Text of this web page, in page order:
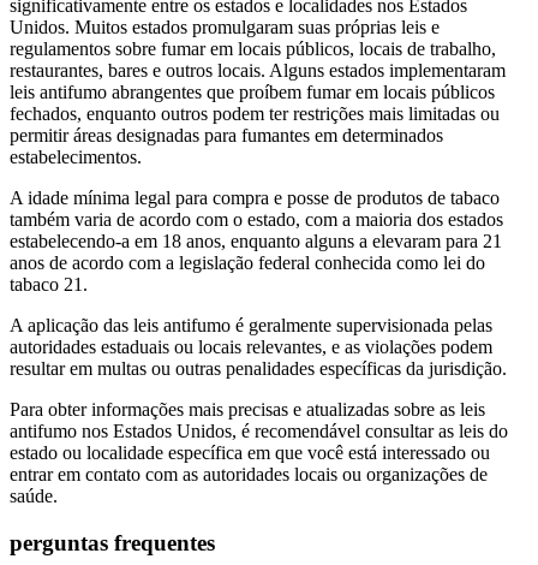
significativamente entre os estados e localidades nos Estados
Unidos. Muitos estados promulgaram suas próprias leis e
regulamentos sobre fumar em locais públicos, locais de trabalho,
restaurantes, bares e outros locais. Alguns estados implementaram
leis antifumo abrangentes que proíbem fumar em locais públicos
fechados, enquanto outros podem ter restrições mais limitadas ou
permitir áreas designadas para fumantes em determinados
estabelecimentos.
A idade mínima legal para compra e posse de produtos de tabaco
também varia de acordo com o estado, com a maioria dos estados
estabelecendo-a em 18 anos, enquanto alguns a elevaram para 21
anos de acordo com a legislação federal conhecida como lei do
tabaco 21.
A aplicação das leis antifumo é geralmente supervisionada pelas
autoridades estaduais ou locais relevantes, e as violações podem
resultar em multas ou outras penalidades específicas da jurisdição.
Para obter informações mais precisas e atualizadas sobre as leis
antifumo nos Estados Unidos, é recomendável consultar as leis do
estado ou localidade específica em que você está interessado ou
entrar em contato com as autoridades locais ou organizações de
saúde.
perguntas frequentes